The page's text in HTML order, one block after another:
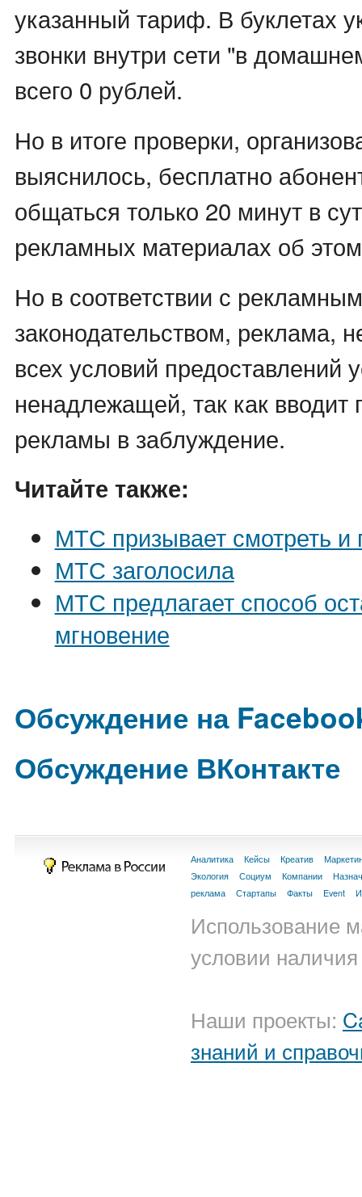
указанный тариф. В буклетах
звонки внутри сети "в
всего 0 рублей.
Но в итоге проверки,
выяснилось, бесплатно
общаться только 20 минут в
рекламных материалах об
Но в соответствии с рекламным
законодательством, реклама,
всех условий предоставлений
ненадлежащей, так как вводит
рекламы в заблуждение.
Читайте также:
МТС призывает смотреть и
МТС заголосила
МТС предлагает способ
мгновение
Обсуждение на
Обсуждение ВКонтакте
Аналитика Кейсы Креатив
Экология
Социум Компании
реклама
Стартапы Факты Event
Использование
условии
Наши проекты:
знаний и